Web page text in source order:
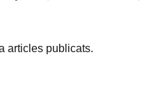
articles publicats.